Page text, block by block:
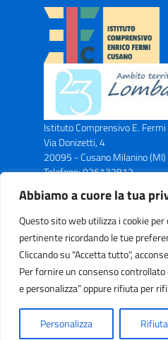
Abbiamo a cuore la tua
Questo sito web utilizza i cookie
pertinente ricordando le tue
Cliccando su "Accetta tutto",
Per fornire un consenso controllato
e personalizza” oppure rifiuta per
Personalizza Rifiuta
Istituto Comprensivo E. Fermi
Via Donizetti, 4
20095 - Cusano Milanino (MI)
Telefono: 026132812
PEC:
Codice Meccanografico:
Codice Fiscale: C.F.